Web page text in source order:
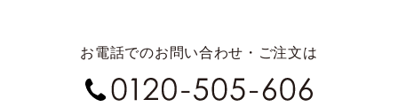
お電話でのお問い合わせ・ご注文は